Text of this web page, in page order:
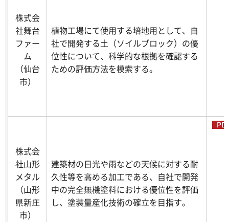
株式会
社舞台
ファー
ム
（仙台
市）
植物工場にて使用する培地用として、自
社で開発する土（ソイルブロック）の優
位性について、科学的な根拠を確認する
ための評価方法を模索する。
株式会
社山形
メタル
（山形
県新庄
市）
建築材の日光や雨などの天候に対する耐
久性等を高める加工である、自社で開発
中の完全無機塗料における優位性を評価
し、塗装量産化技術の確立を目指す。